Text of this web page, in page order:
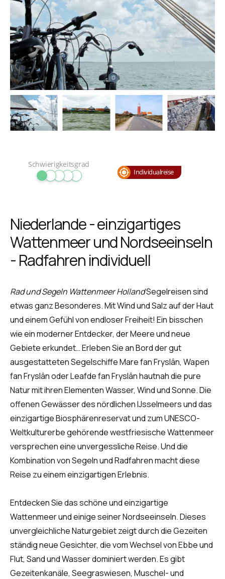
Schwierigkeitsgrad
Individualreise
Niederlande - einzigartiges
Wattenmeer und Nordseeinseln
- Radfahren individuell
Rad und Segeln Wattenmeer HollandSegelreisen sind
etwas ganz Besonderes. Mit Wind und Salz auf der Haut
und einem Gefühl von endloser Freiheit! Ein bisschen
wie ein moderner Entdecker, der Meere und neue
Gebiete erkundet… Erleben Sie an Bord der gut
ausgestatteten Segelschiffe Mare fan Fryslân, Wapen
fan Fryslân oder Leafde fan Fryslân hautnah die pure
Natur mit ihren Elementen Wasser, Wind und Sonne. Die
offenen Gewässer des nördlichen IJsselmeers und das
einzigartige Biosphärenreservat und zum UNESCO-
Weltkulturerbe gehörende westfriesische Wattenmeer
versprechen eine unvergessliche Reise. Und die
Kombination von Segeln und Radfahren macht diese
Reise zu einem einzigartigen Erlebnis.
Entdecken Sie das schöne und einzigartige
Wattenmeer und einige seiner Nordseeinseln. Dieses
unvergleichliche Naturgebiet zeigt durch die Gezeiten
ständig neue Gesichter, die vom Wechsel von Ebbe und
Flut, Sand und Wasser dominiert werden. Es gibt
Gezeitenkanäle, Seegraswiesen, Muschel- und